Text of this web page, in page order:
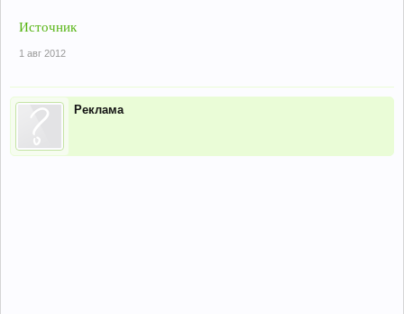
Источник
1 авг 2012
Реклама